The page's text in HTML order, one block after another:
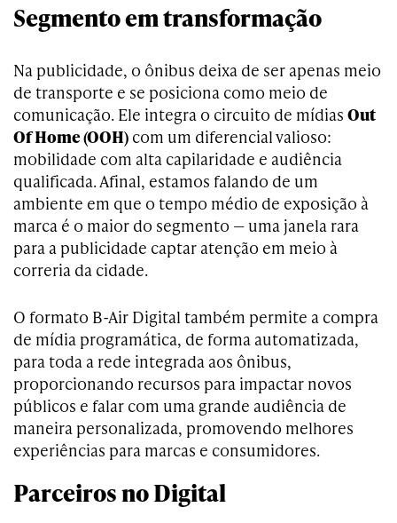
Segmento em transformação
Na publicidade, o ônibus deixa de ser apenas meio
de transporte e se posiciona como meio de
comunicação. Ele integra o circuito de mídias Out
Of Home (OOH) com um diferencial valioso:
mobilidade com alta capilaridade e audiência
qualificada. Afinal, estamos falando de um
ambiente em que o tempo médio de exposição à
marca é o maior do segmento — uma janela rara
para a publicidade captar atenção em meio à
correria da cidade.
O formato B-Air Digital também permite a compra
de mídia programática, de forma automatizada,
para toda a rede integrada aos ônibus,
proporcionando recursos para impactar novos
públicos e falar com uma grande audiência de
maneira personalizada, promovendo melhores
experiências para marcas e consumidores.
Parceiros no Digital